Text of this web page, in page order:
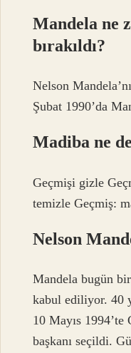
Mandela ne
bırakıldı?
Nelson
Şubat 1990’da
Madiba ne
Geçmişi gizle
temizle Geçmiş:
Nelson
Mandela bugün
kabul ediliyor. 40
10 Mayıs
başkanı seçildi.